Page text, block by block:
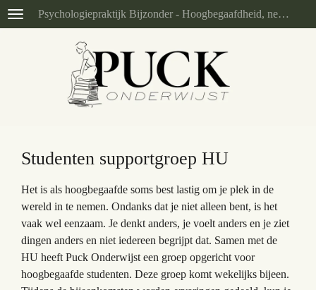
Ga
direct
hoofdinhoud
Psychologiepraktijk Bijzonder - Hoogbegaafdheid, neurodivergentie en problemen in/door het onderwijs (eerder Puck Onderwijst)
Studenten supportgroep HU
Het is als hoogbegaafde soms best lastig om je plek in de
wereld in te nemen. Ondanks dat je niet alleen bent, is het
vaak wel eenzaam. Je denkt anders, je voelt anders en je ziet
dingen anders en niet iedereen begrijpt dat. Samen met de
HU heeft Puck Onderwijst een groep opgericht voor
hoogbegaafde studenten. Deze groep komt wekelijks bijeen.